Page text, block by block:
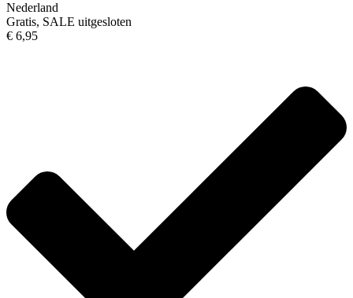
Nederland
Gratis, SALE uitgesloten
€ 6,95